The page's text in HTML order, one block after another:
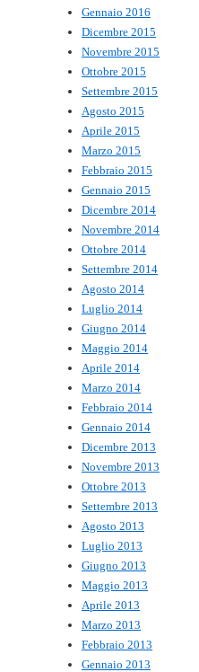
Gennaio 2016
Dicembre 2015
Novembre 2015
Ottobre 2015
Settembre 2015
Agosto 2015
Aprile 2015
Marzo 2015
Febbraio 2015
Gennaio 2015
Dicembre 2014
Novembre 2014
Ottobre 2014
Settembre 2014
Agosto 2014
Luglio 2014
Giugno 2014
Maggio 2014
Aprile 2014
Marzo 2014
Febbraio 2014
Gennaio 2014
Dicembre 2013
Novembre 2013
Ottobre 2013
Settembre 2013
Agosto 2013
Luglio 2013
Giugno 2013
Maggio 2013
Aprile 2013
Marzo 2013
Febbraio 2013
Gennaio 2013